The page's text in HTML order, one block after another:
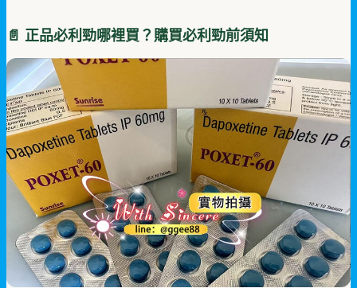
📄 正品必利勁哪裡買？購買必利勁前須知